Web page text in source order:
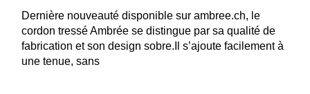
Dernière nouveauté disponible sur ambree.ch, le
cordon tressé Ambrée se distingue par sa qualité de
fabrication et son design sobre.Il s’ajoute facilement à
une tenue, sans